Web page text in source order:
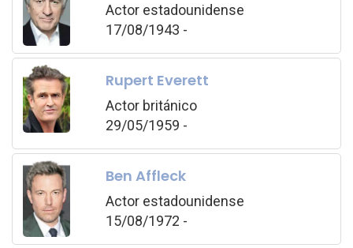
Actor estadounidense
17/08/1943 -
Rupert Everett
Actor británico
29/05/1959 -
Ben Affleck
Actor estadounidense
15/08/1972 -